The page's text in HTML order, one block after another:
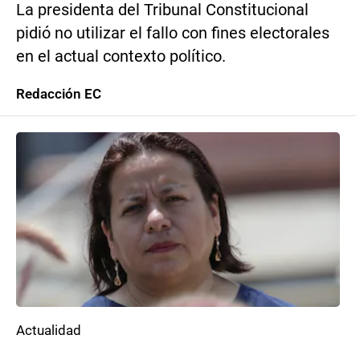
La presidenta del Tribunal Constitucional
pidió no utilizar el fallo con fines electorales
en el actual contexto político.
Redacción EC
Actualidad